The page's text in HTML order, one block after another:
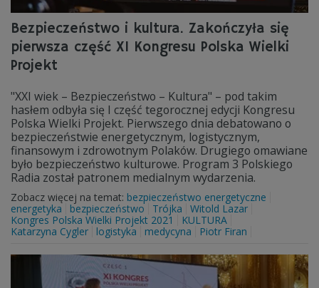
Bezpieczeństwo i kultura. Zakończyła się
pierwsza część XI Kongresu Polska Wielki
Projekt
"XXI wiek – Bezpieczeństwo – Kultura" – pod takim
hasłem odbyła się I część tegorocznej edycji Kongresu
Polska Wielki Projekt. Pierwszego dnia debatowano o
bezpieczeństwie energetycznym, logistycznym,
finansowym i zdrowotnym Polaków. Drugiego omawiane
było bezpieczeństwo kulturowe. Program 3 Polskiego
Radia został patronem medialnym wydarzenia.
Zobacz więcej na temat: bezpieczeństwo energetyczne
energetyka
bezpieczeństwo Trójka
Witold Lazar
Kongres Polska Wielki Projekt 2021
KULTURA
Katarzyna Cygler
logistyka medycyna Piotr Firan